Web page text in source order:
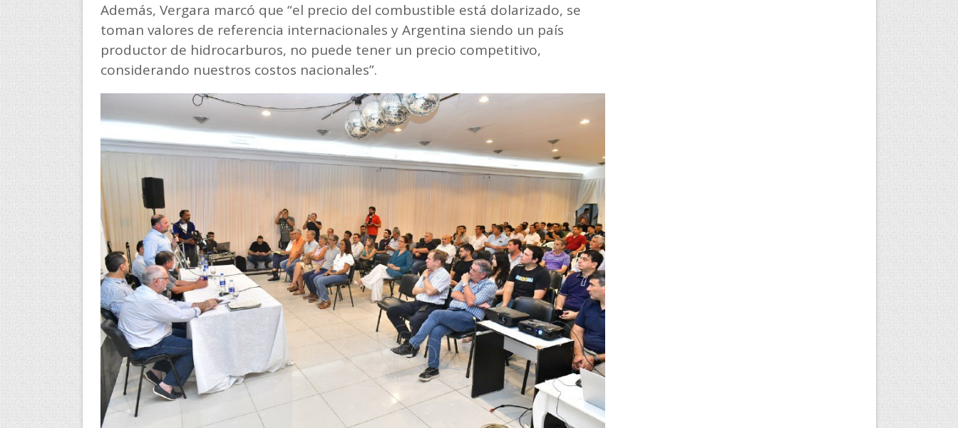
Además, Vergara marcó que “el precio del combustible está dolarizado, se
toman valores de referencia internacionales y Argentina siendo un país
productor de hidrocarburos, no puede tener un precio competitivo,
considerando nuestros costos nacionales”.